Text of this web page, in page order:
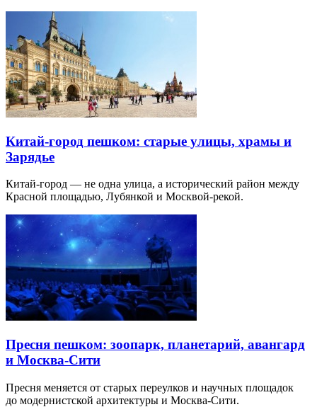
Китай-город пешком: старые улицы, храмы и
Зарядье
Китай-город — не одна улица, а исторический район между
Красной площадью, Лубянкой и Москвой-рекой.
Пресня пешком: зоопарк, планетарий, авангард
и Москва-Сити
Пресня меняется от старых переулков и научных площадок
до модернистской архитектуры и Москва-Сити.